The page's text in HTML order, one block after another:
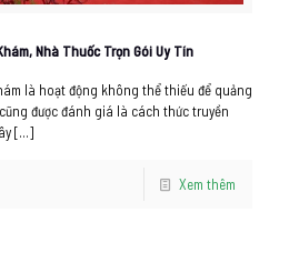
Nhà Thuốc Trọn Gói Uy Tín
là hoạt động không thể thiếu để quảng
được đánh giá là cách thức truyền
[…]
Xem thêm